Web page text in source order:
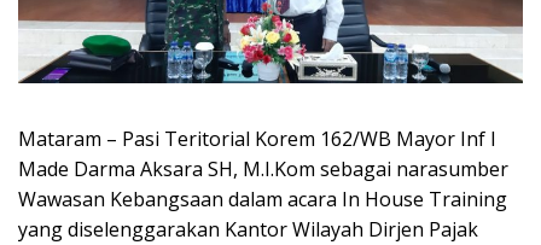
Mataram – Pasi Teritorial Korem 162/WB Mayor Inf I
Made Darma Aksara SH, M.I.Kom sebagai narasumber
Wawasan Kebangsaan dalam acara In House Training
yang diselenggarakan Kantor Wilayah Dirjen Pajak